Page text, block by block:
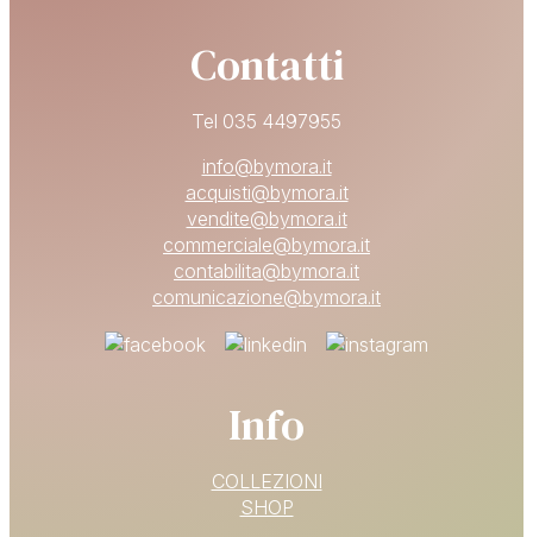
Contatti
Tel 035 4497955
info@bymora.it
acquisti@bymora.it
vendite@bymora.it
commerciale@bymora.it
contabilita@bymora.it
comunicazione@bymora.it
Info
COLLEZIONI
SHOP